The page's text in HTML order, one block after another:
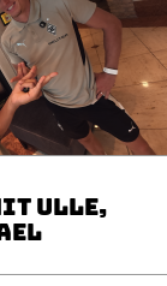
ULLE,